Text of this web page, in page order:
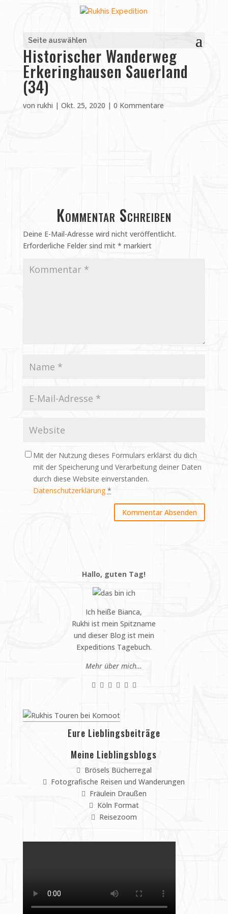
Seite auswählen
Historischer Wanderweg
Erkeringhausen Sauerland
(34)
von rukhi | Okt. 25, 2020 | 0 Kommentare
Kommentar Schreiben
Deine E-Mail-Adresse wird nicht veröffentlicht.
Erforderliche Felder sind mit * markiert
Mit der Nutzung dieses Formulars erklärst du dich
mit der Speicherung und Verarbeitung deiner Daten
durch diese Website einverstanden.
Datenschutzerklärung *
Hallo, guten Tag!
Ich heiße Bianca,
Rukhi ist mein Spitzname
und dieser Blog ist mein
Expeditions Tagebuch.
Mehr über mich…
Eure Lieblingsbeiträge
Meine Lieblingsblogs
Brösels Bücherregal
Fotografische Reisen und Wanderungen
Fräulein Draußen
Köln Format
Reisezoom